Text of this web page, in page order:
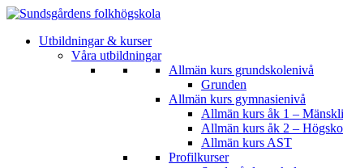
Utbildningar & kurser
Våra utbildningar
Allmän kurs grundskolenivå
Grunden
Allmän kurs gymnasienivå
Allmän kurs åk 1 –
Allmän kurs åk 2 –
Allmän kurs AST
Profilkurser